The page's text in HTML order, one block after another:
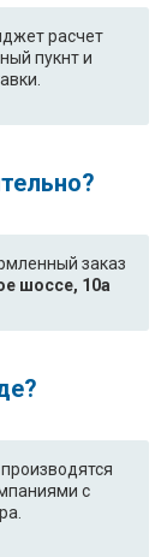
расчет
пукнт и
заказ
шоссе, 10а
с